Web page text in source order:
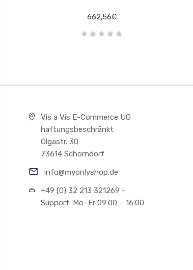
662,56€
Vis a Vis E-Commerce UG
haftungsbeschränkt
Olgastr. 30
73614 Schorndorf
info@myonlyshop.de
+49 (0) 32 213 321269 -
Support: Mo–Fr 09:00 – 16:00